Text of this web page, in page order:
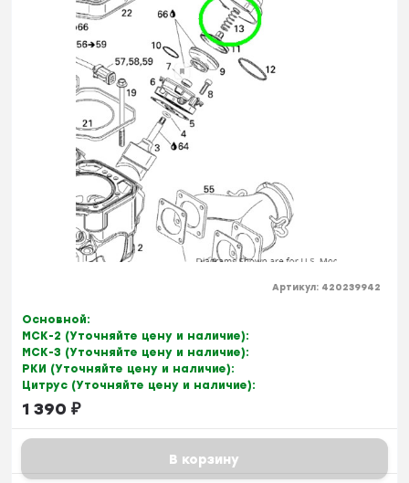
Артикул: 420239942
Основной:
МСК-2 (Уточняйте цену и наличие):
МСК-3 (Уточняйте цену и наличие):
РКИ (Уточняйте цену и наличие):
Цитрус (Уточняйте цену и наличие):
1 390 ₽
В корзину